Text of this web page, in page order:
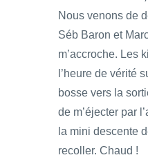
Nous venons de
Séb Baron et
m’accroche. Les
l’heure de vérité
bosse vers la
de m’éjecter par
la mini descente
recoller. Chaud !